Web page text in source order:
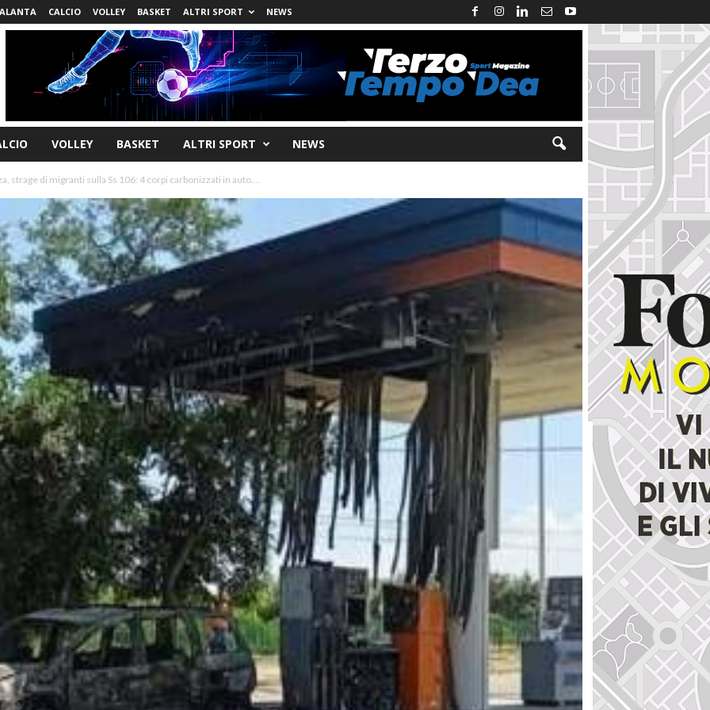
CALCIO VOLLEY BASKET ALTRI SPORT NEWS
VOLLEY BASKET ALTRI SPORT NEWS
strage di migranti sulla Ss 106: 4 corpi carbonizzati in auto....